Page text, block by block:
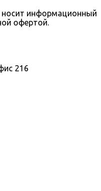
информационный
офертой.
216